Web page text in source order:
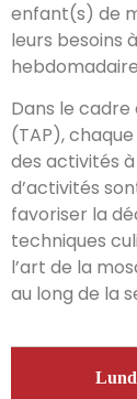
enfant(s) de
leurs besoins
Dans le cadre
(TAP), chaque
des activités
d’activités
favoriser la
techniques
l’art de la
au long de la